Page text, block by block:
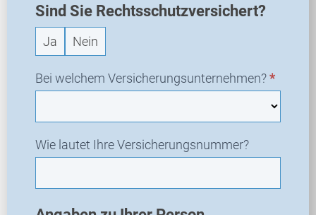
a
n
r
a
g
Sind Sie Rechtsschutzversichert?
Ja Nein
Bei welchem Versicherungsunternehmen?*
Wie lautet Ihre Versicherungsnummer?